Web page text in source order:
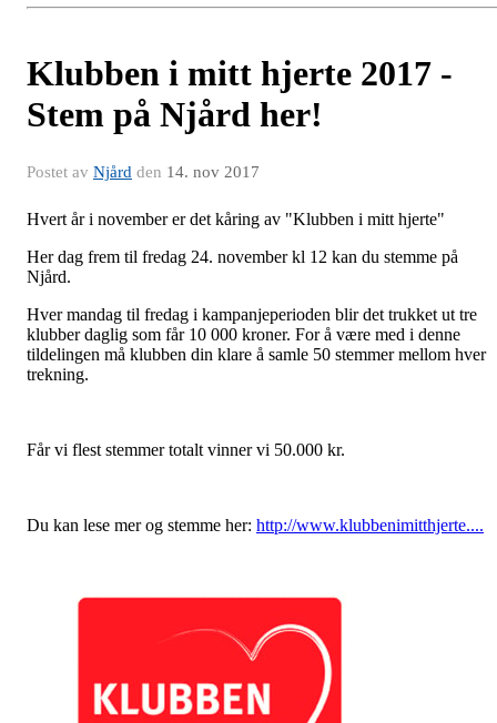
Klubben i mitt hjerte 2017 -
Stem på Njård her!
Postet av Njård den 14. nov 2017
Hvert år i november er det kåring av "Klubben i mitt hjerte"
Her dag frem til fredag 24. november kl 12 kan du stemme på
Njård.
Hver mandag til fredag i kampanjeperioden blir det trukket ut tre
klubber daglig som får 10 000 kroner. For å være med i denne
tildelingen må klubben din klare å samle 50 stemmer mellom hver
trekning.
Får vi flest stemmer totalt vinner vi 50.000 kr.
Du kan lese mer og stemme her: http://www.klubbenimitthjerte....